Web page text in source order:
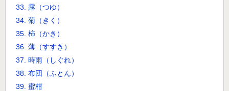
33. 露（つゆ）
34. 菊（きく）
35. 柿（かき）
36. 薄（すすき）
37. 時雨（しぐれ）
38. 布団（ふとん）
39. 蜜柑